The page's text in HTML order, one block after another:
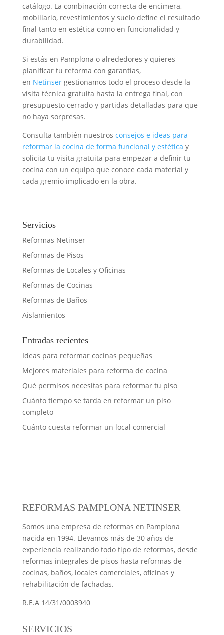
catálogo. La combinación correcta de encimera,
mobiliario, revestimientos y suelo define el resultado
final tanto en estética como en funcionalidad y
durabilidad.
Si estás en Pamplona o alrededores y quieres
planificar tu reforma con garantías,
en Netinsergestionamos todo el proceso desde la
visita técnica gratuita hasta la entrega final, con
presupuesto cerrado y partidas detalladas para que
no haya sorpresas.
Consulta también nuestros consejos e ideas para
reformar la cocina de forma funcional y estética y
solicita tu visita gratuita para empezar a definir tu
cocina con un equipo que conoce cada material y
cada gremio implicado en la obra.
Servicios
Reformas Netinser
Reformas de Pisos
Reformas de Locales y Oficinas
Reformas de Cocinas
Reformas de Baños
Aislamientos
Entradas recientes
Ideas para reformar cocinas pequeñas
Mejores materiales para reforma de cocina
Qué permisos necesitas para reformar tu piso
Cuánto tiempo se tarda en reformar un piso
completo
Cuánto cuesta reformar un local comercial
REFORMAS PAMPLONA NETINSER
Somos una empresa de reformas en Pamplona
nacida en 1994. Llevamos más de 30 años de
experiencia realizando todo tipo de reformas, desde
reformas integrales de pisos hasta reformas de
cocinas, baños, locales comerciales, oficinas y
rehabilitación de fachadas.
R.E.A 14/31/0003940
SERVICIOS